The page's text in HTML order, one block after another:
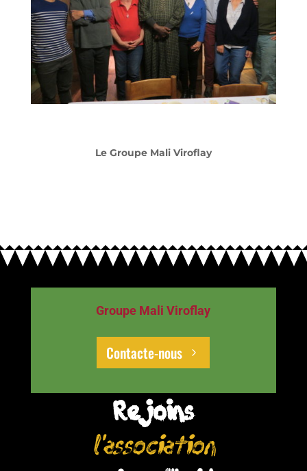
Le Groupe Mali Viroflay
Groupe Mali Viroflay
Contacte-nous
Rejoins
l'association